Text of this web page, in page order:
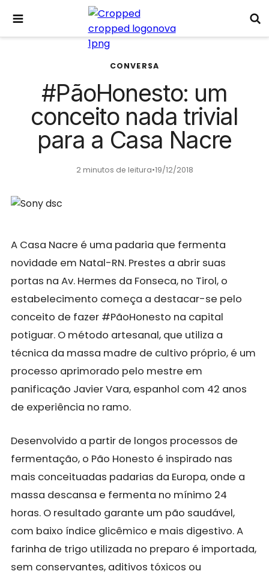
CONVERSA
#PãoHonesto: um
conceito nada trivial
para a Casa Nacre
2 minutos de leitura•19/12/2018
A Casa Nacre é uma padaria que fermenta
novidade em Natal-RN. Prestes a abrir suas
portas na Av. Hermes da Fonseca, no Tirol, o
estabelecimento começa a destacar-se pelo
conceito de fazer #PãoHonesto na capital
potiguar. O método artesanal, que utiliza a
técnica da massa madre de cultivo próprio, é um
processo aprimorado pelo mestre em
panificação Javier Vara, espanhol com 42 anos
de experiência no ramo.
Desenvolvido a partir de longos processos de
fermentação, o Pão Honesto é inspirado nas
mais conceituadas padarias da Europa, onde a
massa descansa e fermenta no mínimo 24
horas. O resultado garante um pão saudável,
com baixo índice glicêmico e mais digestivo. A
farinha de trigo utilizada no preparo é importada,
sem conservantes, aditivos tóxicos ou